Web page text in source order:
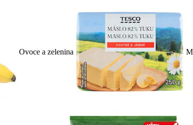
Ovoce a zelenina